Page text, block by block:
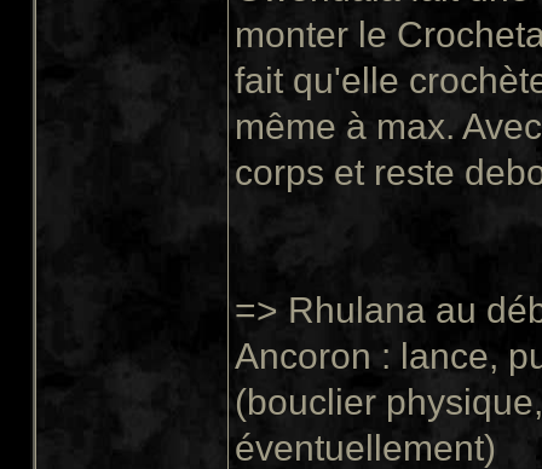
monter le
fait qu'elle
même à max.
corps et reste
=> Rhulana au
Ancoron : lance,
(bouclier
éventuellement)